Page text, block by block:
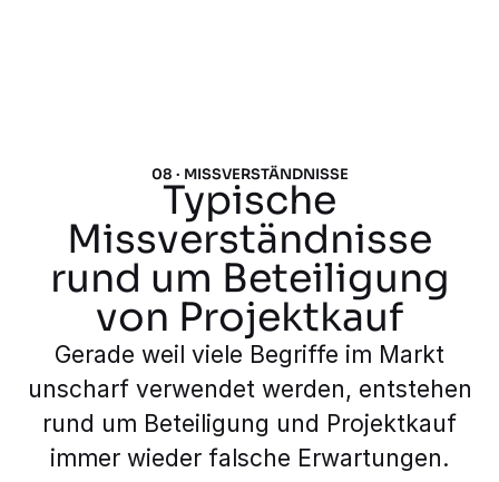
08 · MISSVERSTÄNDNISSE
Typische
Missverständnisse
rund um Beteiligung
von Projektkauf
Gerade weil viele Begriffe im Markt
unscharf verwendet werden, entstehen
rund um Beteiligung und Projektkauf
immer wieder falsche Erwartungen.